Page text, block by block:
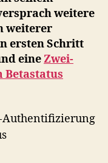
weitere
weiterer
ersten Schritt
eineZwei-